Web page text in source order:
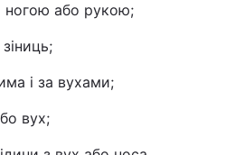
ногою або рукою;
і за вухами;
вух;